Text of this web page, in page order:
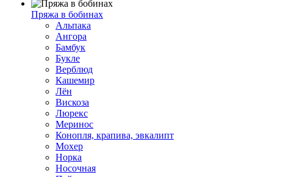
Пряжа в бобинах
Альпака
Ангора
Бамбук
Букле
Верблюд
Кашемир
Лён
Вискоза
Люрекс
Меринос
Конопля, крапива, эвкалипт
Мохер
Норка
Носочная